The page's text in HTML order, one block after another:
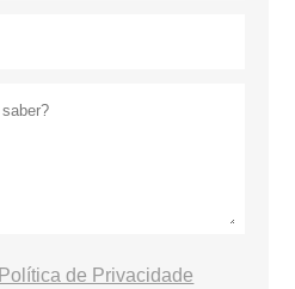
Política de Privacidade